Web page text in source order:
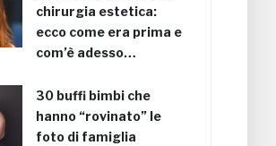
chirurgia estetica:
ecco come era prima e
com’è adesso…
30 buffi bimbi che
hanno “rovinato” le
foto di famiglia